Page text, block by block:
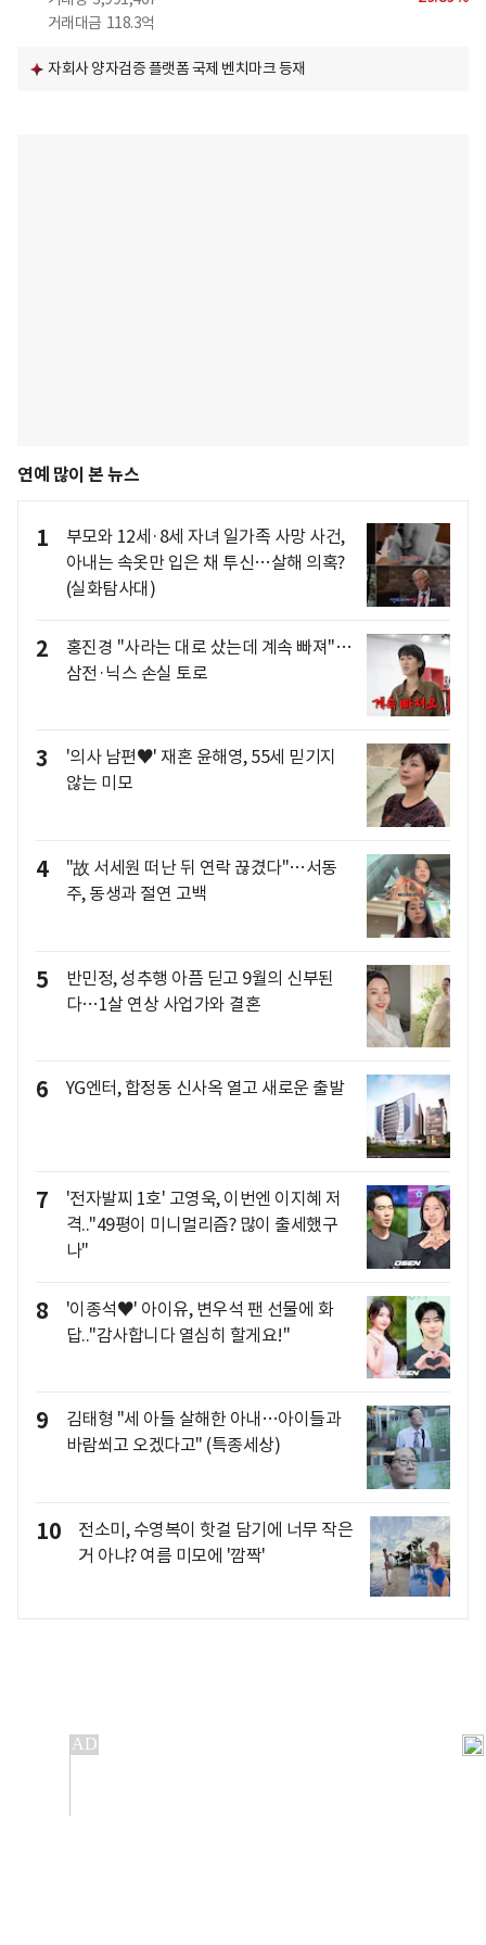
거래대금 118.3억
자회사 양자검증 플랫폼 국제 벤치마크 등재
연예 많이 본 뉴스
1
부모와 12세·8세 자녀 일가족 사망 사건,
아내는 속옷만 입은 채 투신…살해 의혹?
(실화탐사대)
2
홍진경 "사라는 대로 샀는데 계속 빠져"…
삼전·닉스 손실 토로
3
'의사 남편♥' 재혼 윤해영, 55세 믿기지
않는 미모
4
"故 서세원 떠난 뒤 연락 끊겼다"…서동
주, 동생과 절연 고백
5
반민정, 성추행 아픔 딛고 9월의 신부된
다…1살 연상 사업가와 결혼
6 YG엔터, 합정동 신사옥 열고 새로운 출발
7
'전자발찌 1호' 고영욱, 이번엔 이지혜 저
격.."49평이 미니멀리즘? 많이 출세했구
나"
8
'이종석♥' 아이유, 변우석 팬 선물에 화
답.."감사합니다 열심히 할게요!"
9
김태형 "세 아들 살해한 아내…아이들과
바람쐬고 오겠다고" (특종세상)
10
전소미, 수영복이 핫걸 담기에 너무 작은
거 아냐? 여름 미모에 '깜짝'